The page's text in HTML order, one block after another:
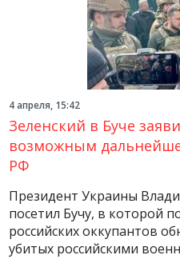
4 апреля, 15:42
Зеленский в Буче
возможным
РФ
Президент Украины
посетил Бучу, в которой
российских оккупантов
убитых российскими